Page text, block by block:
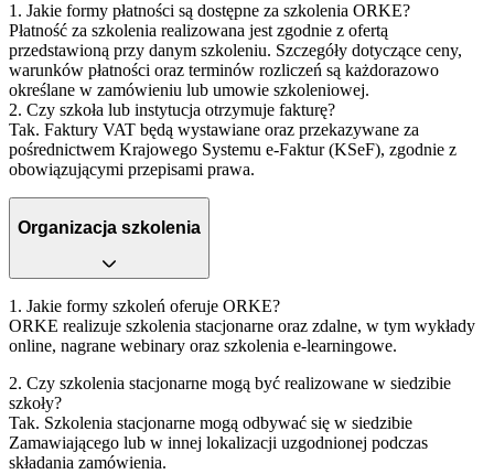
1. Jakie formy płatności są dostępne za szkolenia ORKE?
Płatność za szkolenia realizowana jest zgodnie z ofertą
przedstawioną przy danym szkoleniu. Szczegóły dotyczące ceny,
warunków płatności oraz terminów rozliczeń są każdorazowo
określane w zamówieniu lub umowie szkoleniowej.
2. Czy szkoła lub instytucja otrzymuje fakturę?
Tak. Faktury VAT będą wystawiane oraz przekazywane za
pośrednictwem Krajowego Systemu e-Faktur (KSeF), zgodnie z
obowiązującymi przepisami prawa.
Organizacja szkolenia
1. Jakie formy szkoleń oferuje ORKE?
ORKE realizuje szkolenia stacjonarne oraz zdalne, w tym wykłady
online, nagrane webinary oraz szkolenia e‑learningowe.
2. Czy szkolenia stacjonarne mogą być realizowane w siedzibie
szkoły?
Tak. Szkolenia stacjonarne mogą odbywać się w siedzibie
Zamawiającego lub w innej lokalizacji uzgodnionej podczas
składania zamówienia.